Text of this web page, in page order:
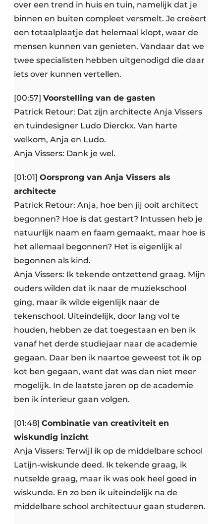
over een trend in huis en tuin, namelijk dat je
binnen en buiten compleet versmelt. Je creëert
een totaalplaatje dat helemaal klopt, waar de
mensen kunnen van genieten. Vandaar dat we
twee specialisten hebben uitgenodigd die daar
iets over kunnen vertellen.
[00:57] Voorstelling van de gasten
Patrick Retour: Dat zijn architecte Anja Vissers
en tuindesigner Ludo Dierckx. Van harte
welkom, Anja en Ludo.
Anja Vissers: Dank je wel.
[01:01] Oorsprong van Anja Vissers als
architecte
Patrick Retour: Anja, hoe ben jij ooit architect
begonnen? Hoe is dat gestart? Intussen heb je
natuurlijk naam en faam gemaakt, maar hoe is
het allemaal begonnen? Het is eigenlijk al
begonnen als kind.
Anja Vissers: Ik tekende ontzettend graag. Mijn
ouders wilden dat ik naar de muziekschool
ging, maar ik wilde eigenlijk naar de
tekenschool. Uiteindelijk, door lang vol te
houden, hebben ze dat toegestaan en ben ik
vanaf het derde studiejaar naar de academie
gegaan. Daar ben ik naartoe geweest tot ik op
kot ben gegaan, want dat was dan niet meer
mogelijk. In de laatste jaren op de academie
ben ik interieur gaan volgen.
[01:48] Combinatie van creativiteit en
wiskundig inzicht
Anja Vissers: Terwijl ik op de middelbare school
Latijn-wiskunde deed. Ik tekende graag, ik
nutselde graag, maar ik was ook heel goed in
wiskunde. En zo ben ik uiteindelijk na de
middelbare school architectuur gaan studeren.